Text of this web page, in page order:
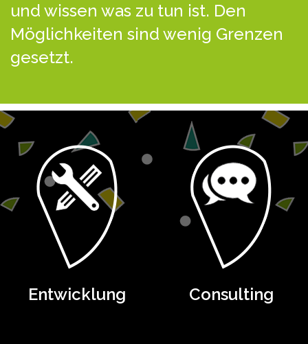
und wissen was zu tun ist. Den
Möglichkeiten sind wenig Grenzen
gesetzt.
Entwicklung Consulting